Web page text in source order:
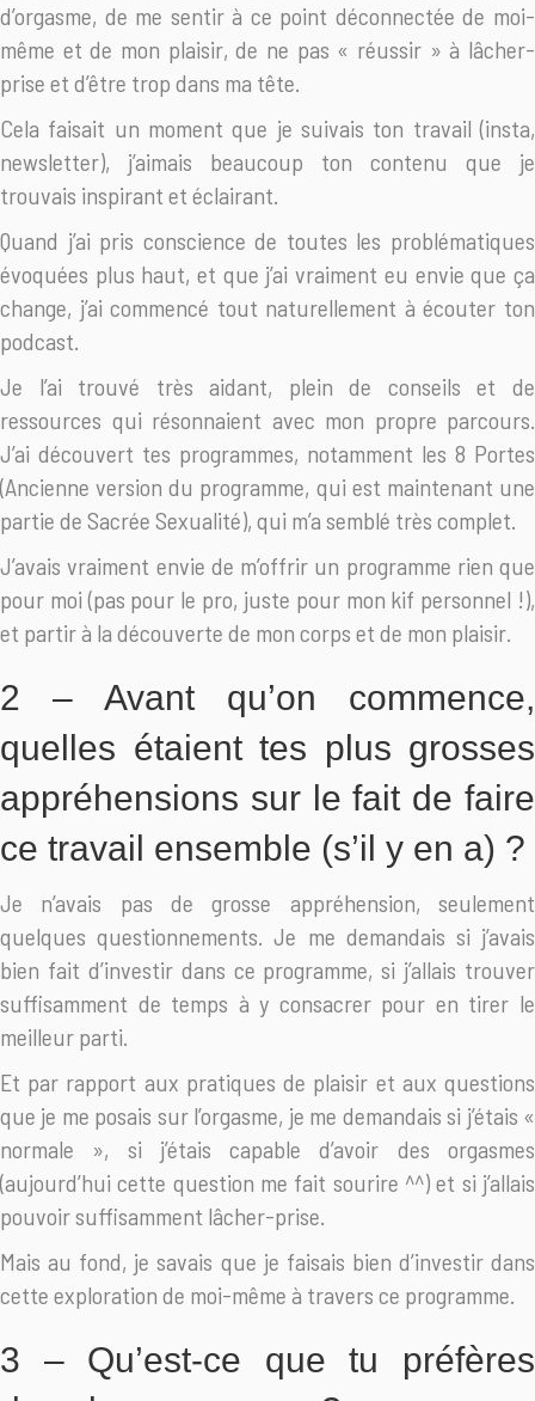
d’orgasme, de me sentir à ce point déconnectée de moi-
même et de mon plaisir, de ne pas « réussir » à lâcher-
prise et d’être trop dans ma tête.
Cela faisait un moment que je suivais ton travail (insta,
newsletter), j’aimais beaucoup ton contenu que je
trouvais inspirant et éclairant.
Quand j’ai pris conscience de toutes les problématiques
évoquées plus haut, et que j’ai vraiment eu envie que ça
change, j’ai commencé tout naturellement à écouter ton
podcast.
Je l’ai trouvé très aidant, plein de conseils et de
ressources qui résonnaient avec mon propre parcours.
J’ai découvert tes programmes, notamment les 8 Portes
(Ancienne version du programme, qui est maintenant une
partie de Sacrée Sexualité), qui m’a semblé très complet.
J’avais vraiment envie de m’offrir un programme rien que
pour moi (pas pour le pro, juste pour mon kif personnel !),
et partir à la découverte de mon corps et de mon plaisir.
2 – Avant qu’on commence,
quelles étaient tes plus grosses
appréhensions sur le fait de faire
ce travail ensemble (s’il y en a) ?
Je n’avais pas de grosse appréhension, seulement
quelques questionnements. Je me demandais si j’avais
bien fait d’investir dans ce programme, si j’allais trouver
suffisamment de temps à y consacrer pour en tirer le
meilleur parti.
Et par rapport aux pratiques de plaisir et aux questions
que je me posais sur l’orgasme, je me demandais si j’étais «
normale », si j’étais capable d’avoir des orgasmes
(aujourd’hui cette question me fait sourire ^^) et si j’allais
pouvoir suffisamment lâcher-prise.
Mais au fond, je savais que je faisais bien d’investir dans
cette exploration de moi-même à travers ce programme.
3 – Qu’est-ce que tu préfères